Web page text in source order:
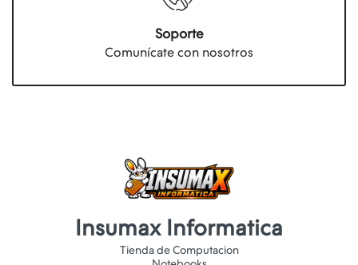
Soporte
Comunícate con nosotros
Insumax Informatica
Tienda de Computacion